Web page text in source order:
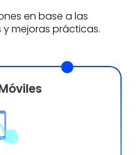
en base a las
mejoras prácticas.